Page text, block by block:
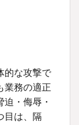
的な攻撃で
業務の適正
・侮辱・
目は、隔